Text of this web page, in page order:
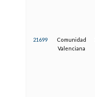
21699
Comunidad
Valenciana